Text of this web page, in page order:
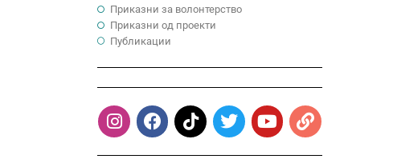
Приказни за волонтерство
Приказни од проекти
Публикации